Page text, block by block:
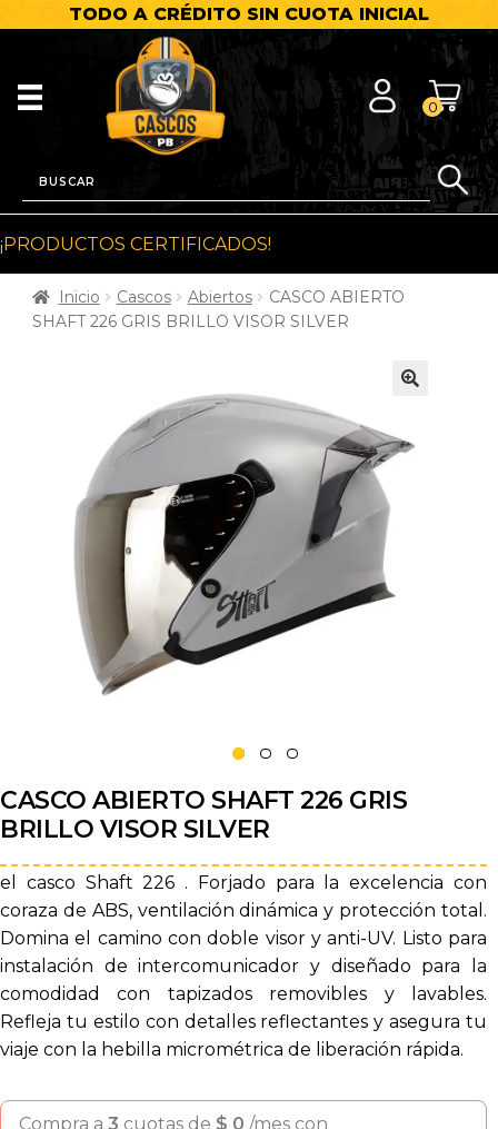
TODO A CRÉDITO SIN CUOTA INICIAL
0
¡PRODUCTOS CERTIFICADOS!
Inicio Cascos Abiertos
CASCO ABIERTO
SHAFT 226 GRIS BRILLO VISOR SILVER
CASCO ABIERTO SHAFT 226 GRIS
BRILLO VISOR SILVER
el casco Shaft 226 . Forjado para la excelencia con
coraza de ABS, ventilación dinámica y protección total.
Domina el camino con doble visor y anti-UV. Listo para
instalación de intercomunicador y diseñado para la
comodidad con tapizados removibles y lavables.
Refleja tu estilo con detalles reflectantes y asegura tu
viaje con la hebilla micrométrica de liberación rápida.
Compra a 3 cuotas de $ 0 /mes con